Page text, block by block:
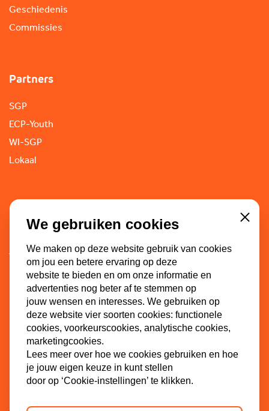
Geschiedenis
Commissies
Partners
SGP
ECP-Youth
WI-SGP
Lokaal
Doe mee
Vacatures
Doneren
Sponsoren
Contact
Dinkel 7
3086 HB Rotterdam
We gebruiken cookies
We maken op deze website gebruik van cookies
om jou een betere ervaring op deze
website te bieden en om onze informatie en
advertenties nog beter af te stemmen op
jouw wensen en interesses. We gebruiken op
deze website vier soorten cookies: functionele
cookies, voorkeurscookies, analytische cookies,
marketingcookies.
Lees meer over hoe we cookies gebruiken en hoe
je jouw eigen keuze in kunt stellen
door op ‘Cookie-instellingen’ te klikken.
Close